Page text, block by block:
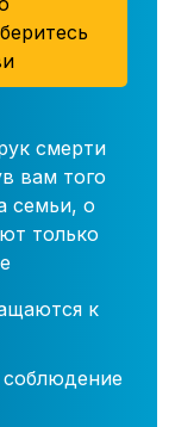
смерти
вам того
семьи, о
только
к
соблюдение